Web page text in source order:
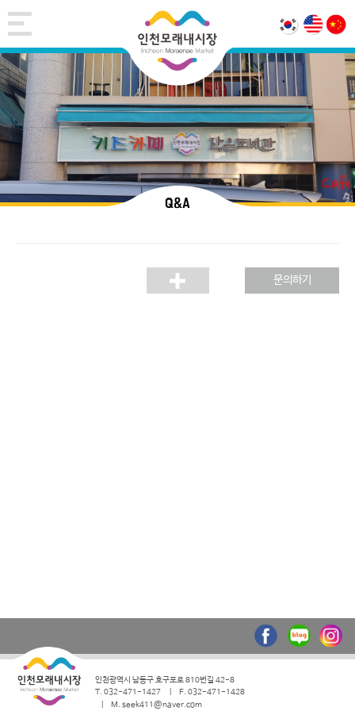
Q&A
문의하기
인천광역시 남동구 호구포로 810번길 42-8
T. 032-471-1427
F. 032-471-1428
M. seek411@naver.com